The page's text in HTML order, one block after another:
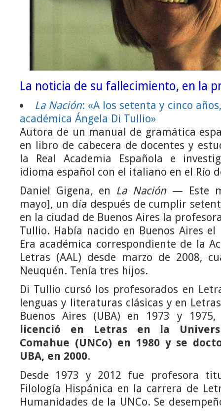
La noticia de su fallecimiento, en la
La Nación: «A los setenta y cinco
académica Ángela Di Tullio»
Autora de un manual de gramática
en libro de cabecera de docentes y
la Real Academia Española e
idioma español con el italiano en el Río
Daniel Gigena, en La Nación — Este
mayo], un día después de cumplir
en la ciudad de Buenos Aires la
Tullio. Había nacido en Buenos Aires
Era académica correspondiente de la
Letras (AAL) desde marzo de 2008,
Neuquén. Tenía tres hijos.
Di Tullio cursó los profesorados en
lenguas y literaturas clásicas y en
Buenos Aires (UBA) en 1973 y
licenció en Letras en la
Comahue (UNCo) en 1980 y se
UBA, en 2000.
Desde 1973 y 2012 fue profesora
Filología Hispánica en la carrera de
Humanidades de la UNCo. Se